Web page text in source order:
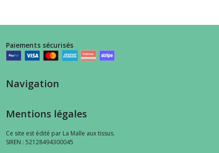
Paiements sécurisés
Navigation
Mentions légales
Ce site est édité par La Malle aux tissus.
SIREN : 52128494300045